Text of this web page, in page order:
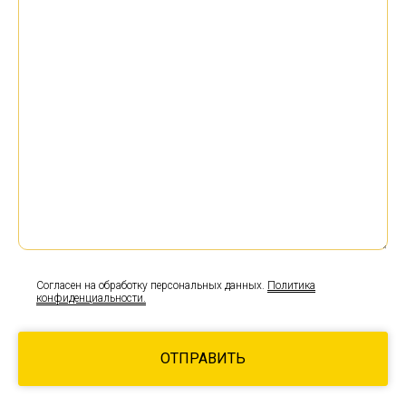
Согласен на обработку персональных данных. Политика
конфиденциальности.
ОТПРАВИТЬ